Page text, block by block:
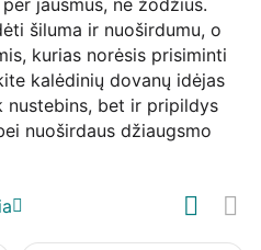
jausmus, ne žodžius.
šiluma ir nuoširdumu, o
kurias norėsis prisiminti
kalėdinių dovanų idėjas
nustebins, bet ir pripildys
nuoširdaus džiaugsmo